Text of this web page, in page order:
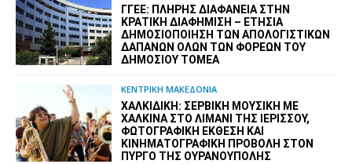
ΓΓΕΕ: ΠΛΉΡΗΣ ΔΙΑΦΆΝΕΙΑ ΣΤΗΝ
ΚΡΑΤΙΚΉ ΔΙΑΦΉΜΙΣΗ – EΤΉΣΙΑ
ΔΗΜΟΣΙΟΠΟΊΗΣΗ ΤΩΝ ΑΠΟΛΟΓΙΣΤΙΚΏΝ
ΔΑΠΑΝΏΝ ΌΛΩΝ ΤΩΝ ΦΟΡΈΩΝ ΤΟΥ
ΔΗΜΟΣΊΟΥ ΤΟΜΈΑ
ΚΕΝΤΡΙΚΗ ΜΑΚΕΔΟΝΙΑ
ΧΑΛΚΙΔΙΚΉ: ΣΕΡΒΙΚΉ ΜΟΥΣΙΚΉ ΜΕ
ΧΆΛΚΙΝΑ ΣΤΟ ΛΙΜΆΝΙ ΤΗΣ ΙΕΡΙΣΣΟΎ,
ΦΩΤΟΓΡΑΦΙΚΉ ΈΚΘΕΣΗ ΚΑΙ
ΚΙΝΗΜΑΤΟΓΡΑΦΙΚΉ ΠΡΟΒΟΛΉ ΣΤΟΝ
ΠΎΡΓΟ ΤΗΣ ΟΥΡΑΝΟΎΠΟΛΗΣ